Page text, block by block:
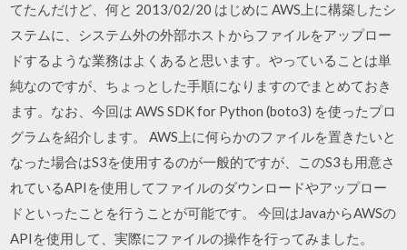
てたんだけど、何と 2013/02/20 はじめに AWS上に構築したシ
ステムに、システム外の外部ホストからファイルをアップロー
ドするような業務はよくあると思います。やっていることは単
純なのですが、ちょっとした手順になりますのでまとめておき
ます。なお、今回は AWS SDK for Python (boto3) を使ったプロ
グラムを紹介します。 AWS上に何らかのファイルを置きたいと
なった場合はS3を使用するのが一般的ですが、このS3も用意さ
れているAPIを使用してファイルのダウンロードやアップロー
ドといったことを行うことが可能です。 今回はJavaからAWSの
APIを使用して、実際にファイルの操作を行ってみました。